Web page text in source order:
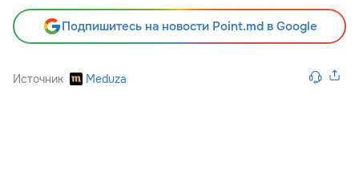
Подпишитесь на новости Point.md в Google
Источник Meduza